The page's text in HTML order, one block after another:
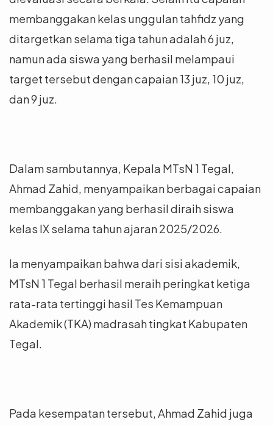
membanggakan kelas unggulan tahfidz yang
ditargetkan selama tiga tahun adalah 6 juz,
namun ada siswa yang berhasil melampaui
target tersebut dengan capaian 13 juz, 10 juz,
dan 9 juz.
Dalam sambutannya, Kepala MTsN 1 Tegal,
Ahmad Zahid, menyampaikan berbagai capaian
membanggakan yang berhasil diraih siswa
kelas IX selama tahun ajaran 2025/2026.
Ia menyampaikan bahwa dari sisi akademik,
MTsN 1 Tegal berhasil meraih peringkat ketiga
rata-rata tertinggi hasil Tes Kemampuan
Akademik (TKA) madrasah tingkat Kabupaten
Tegal.
Pada kesempatan tersebut, Ahmad Zahid juga